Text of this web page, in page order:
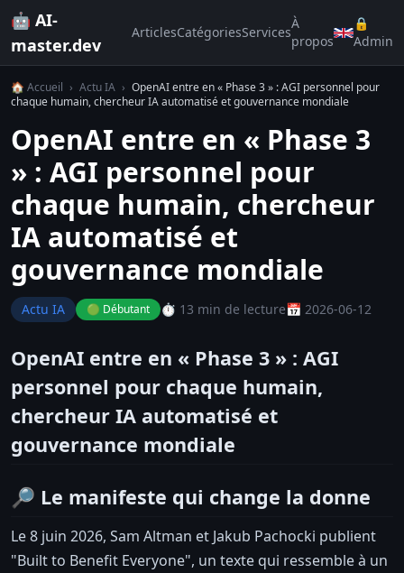
🤖 AI-
master.dev
ArticlesCatégoriesServices
À
propos
🔒
Admin
🏠 Accueil › Actu IA › OpenAI entre en « Phase 3 » : AGI personnel pour
chaque humain, chercheur IA automatisé et gouvernance mondiale
OpenAI entre en « Phase 3
» : AGI personnel pour
chaque humain, chercheur
IA automatisé et
gouvernance mondiale
Actu IA 🟢 Débutant ⏱️ 13 min de lecture📅 2026-06-12
OpenAI entre en « Phase 3 » : AGI
personnel pour chaque humain,
chercheur IA automatisé et
gouvernance mondiale
🔎 Le manifeste qui change la donne
Le 8 juin 2026, Sam Altman et Jakub Pachocki publient
"Built to Benefit Everyone", un texte qui ressemble à un